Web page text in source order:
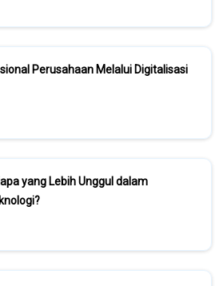
Perusahaan Melalui Digitalisasi
yang Lebih Unggul dalam